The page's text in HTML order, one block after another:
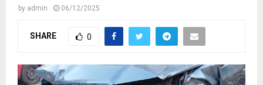
by admin 06/12/2025
SHARE 0